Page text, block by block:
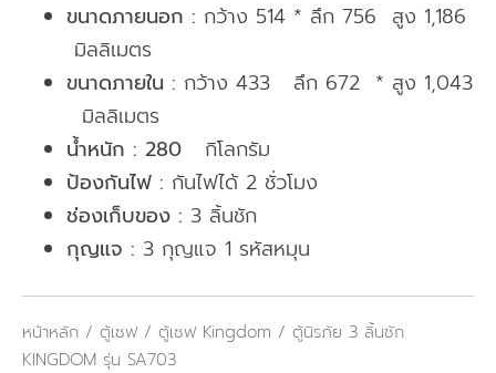
ขนาดภายนอก : กว้าง 514 * ลึก 756 สูง 1,186
มิลลิเมตร
ขนาดภายใน : กว้าง 433 ลึก 672 * สูง 1,043
มิลลิเมตร
น้ำหนัก : 280
กิโลกรัม
ป้องกันไฟ : กันไฟได้ 2 ชั่วโมง
ช่องเก็บของ : 3 ลิ้นชัก
กุญแจ : 3 กุญแจ 1 รหัสหมุน
หน้าหลัก / ตู้เซฟ/ ตู้เซฟ Kingdom / ตู้นิรภัย 3 ลิ้นชัก
KINGDOM รุ่น SA703